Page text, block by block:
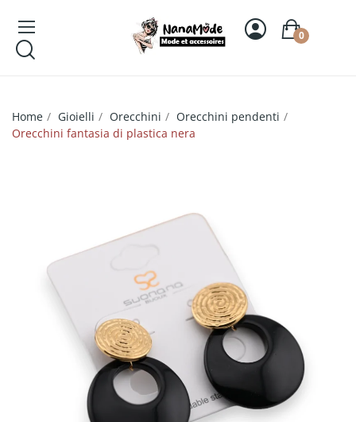
0
Home Gioielli Orecchini
Orecchini pendenti
Orecchini fantasia di plastica nera